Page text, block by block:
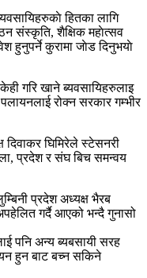
हितका लागि
संस्कृति, शैक्षिक महाेत्सव
हुनुपर्ने कुरामा जाेड दिनुभयाे
गरि खाने ब्यवसायिहरुलाइ
रोक्न सरकार गम्भीर
दिवाकर घिमिरेले स्टेसनरी
प्रदेश र संघ बिच समन्वय
प्रदेश अध्यक्ष भैरब
गर्दै आएको भन्दै गुनासो
पनि अन्य ब्यबसायी सरह
हुन बाट बच्न सकिने